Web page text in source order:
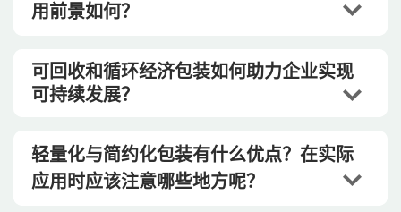
用前景如何？
可回收和循环经济包装如何助力企业实现
可持续发展？
轻量化与简约化包装有什么优点？在实际
应用时应该注意哪些地方呢？